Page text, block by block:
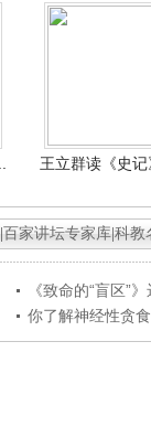
王立群读《史
百家讲坛专家库 科教
《致命的“盲区”
你了解神经性贪